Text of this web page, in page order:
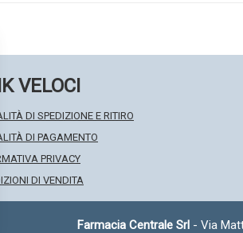
VELOCI
DI SPEDIZIONE E RITIRO
DI PAGAMENTO
PRIVACY
DI VENDITA
Farmacia Centrale Srl- Via